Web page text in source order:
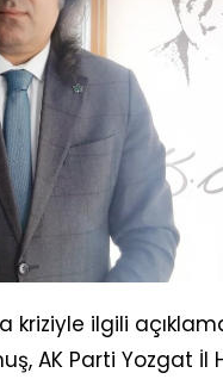
kriziyle ilgili
AK Parti Yozgat İl